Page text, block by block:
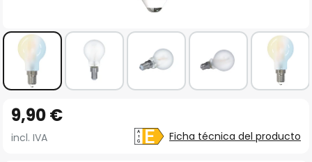
comienzo
9,90 €
incl. IVA Ficha técnica del producto